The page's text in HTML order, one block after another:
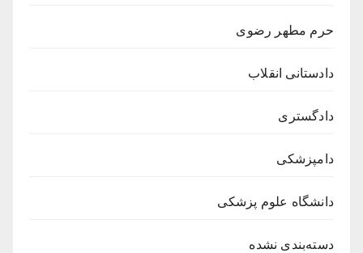
حرم مطهر رضوی
دادستانی انقلاب
دادگستری
دامپزشکی
دانشگاه علوم پزشکی
دسته‌بندی نشده